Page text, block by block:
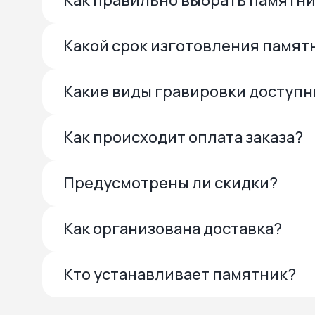
Какой срок изготовления
Какие виды гравировки
Как происходит оплата заказа?
Предусмотрены ли скидки?
Как организована доставка?
Кто устанавливает памятник?